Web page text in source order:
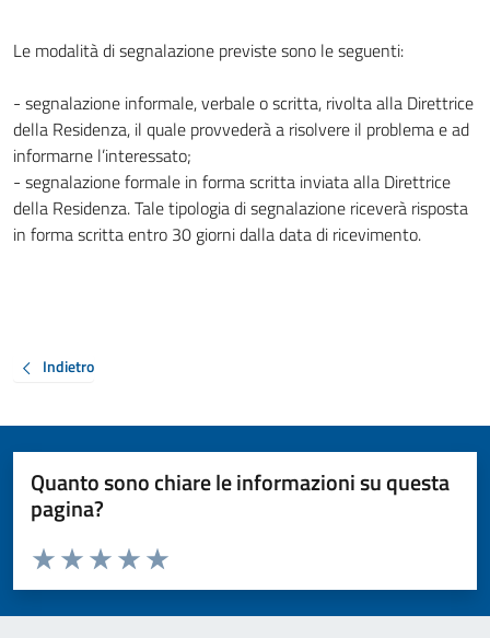
Le modalità di segnalazione previste sono le seguenti:
- segnalazione informale, verbale o scritta, rivolta alla Direttrice
della Residenza, il quale provvederà a risolvere il problema e ad
informarne l’interessato;
- segnalazione formale in forma scritta inviata alla Direttrice
della Residenza. Tale tipologia di segnalazione riceverà risposta
in forma scritta entro 30 giorni dalla data di ricevimento.
Indietro
Quanto sono chiare le informazioni su questa
pagina?
Valuta da 1 a 5 stelle la pagina
Valuta 5 stelle su 5
Valuta 4 stelle su 5
Valuta 3 stelle su 5
Valuta 2 stelle su 5
Valuta 1 stelle su 5